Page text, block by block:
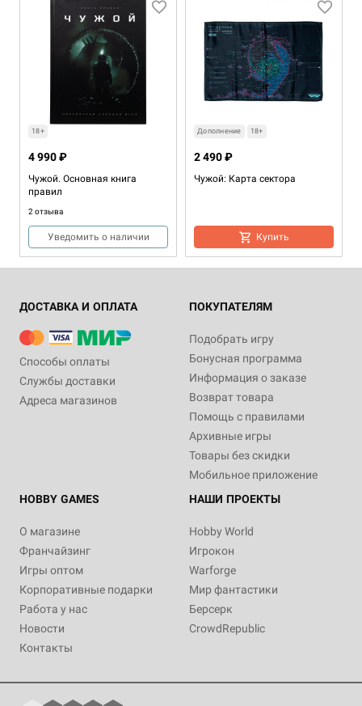
18+
Чужой. Основная книга
правил
2 отзыва
4 990 ₽
Уведомить о наличии
Дополнение 18+
Чужой: Карта сектора
2 490 ₽
Купить
16+
Купить
Дополнение 16+
Ширма ведущего
1 890 ₽
ДОСТАВКА И ОПЛАТА
Способы оплаты
Службы доставки
Адреса магазинов
ПОКУПАТЕЛЯМ
Подобрать игру
Бонусная программа
Информация о заказе
Возврат товара
Помощь с правилами
Архивные игры
Товары без скидки
Мобильное приложение
HOBBY GAMES
О магазине
Франчайзинг
Игры оптом
Корпоративные подарки
Работа у нас
Новости
Контакты
НАШИ ПРОЕКТЫ
Hobby World
Игрокон
Warforge
Мир фантастики
Берсерк
CrowdRepublic